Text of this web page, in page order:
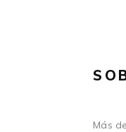
Más